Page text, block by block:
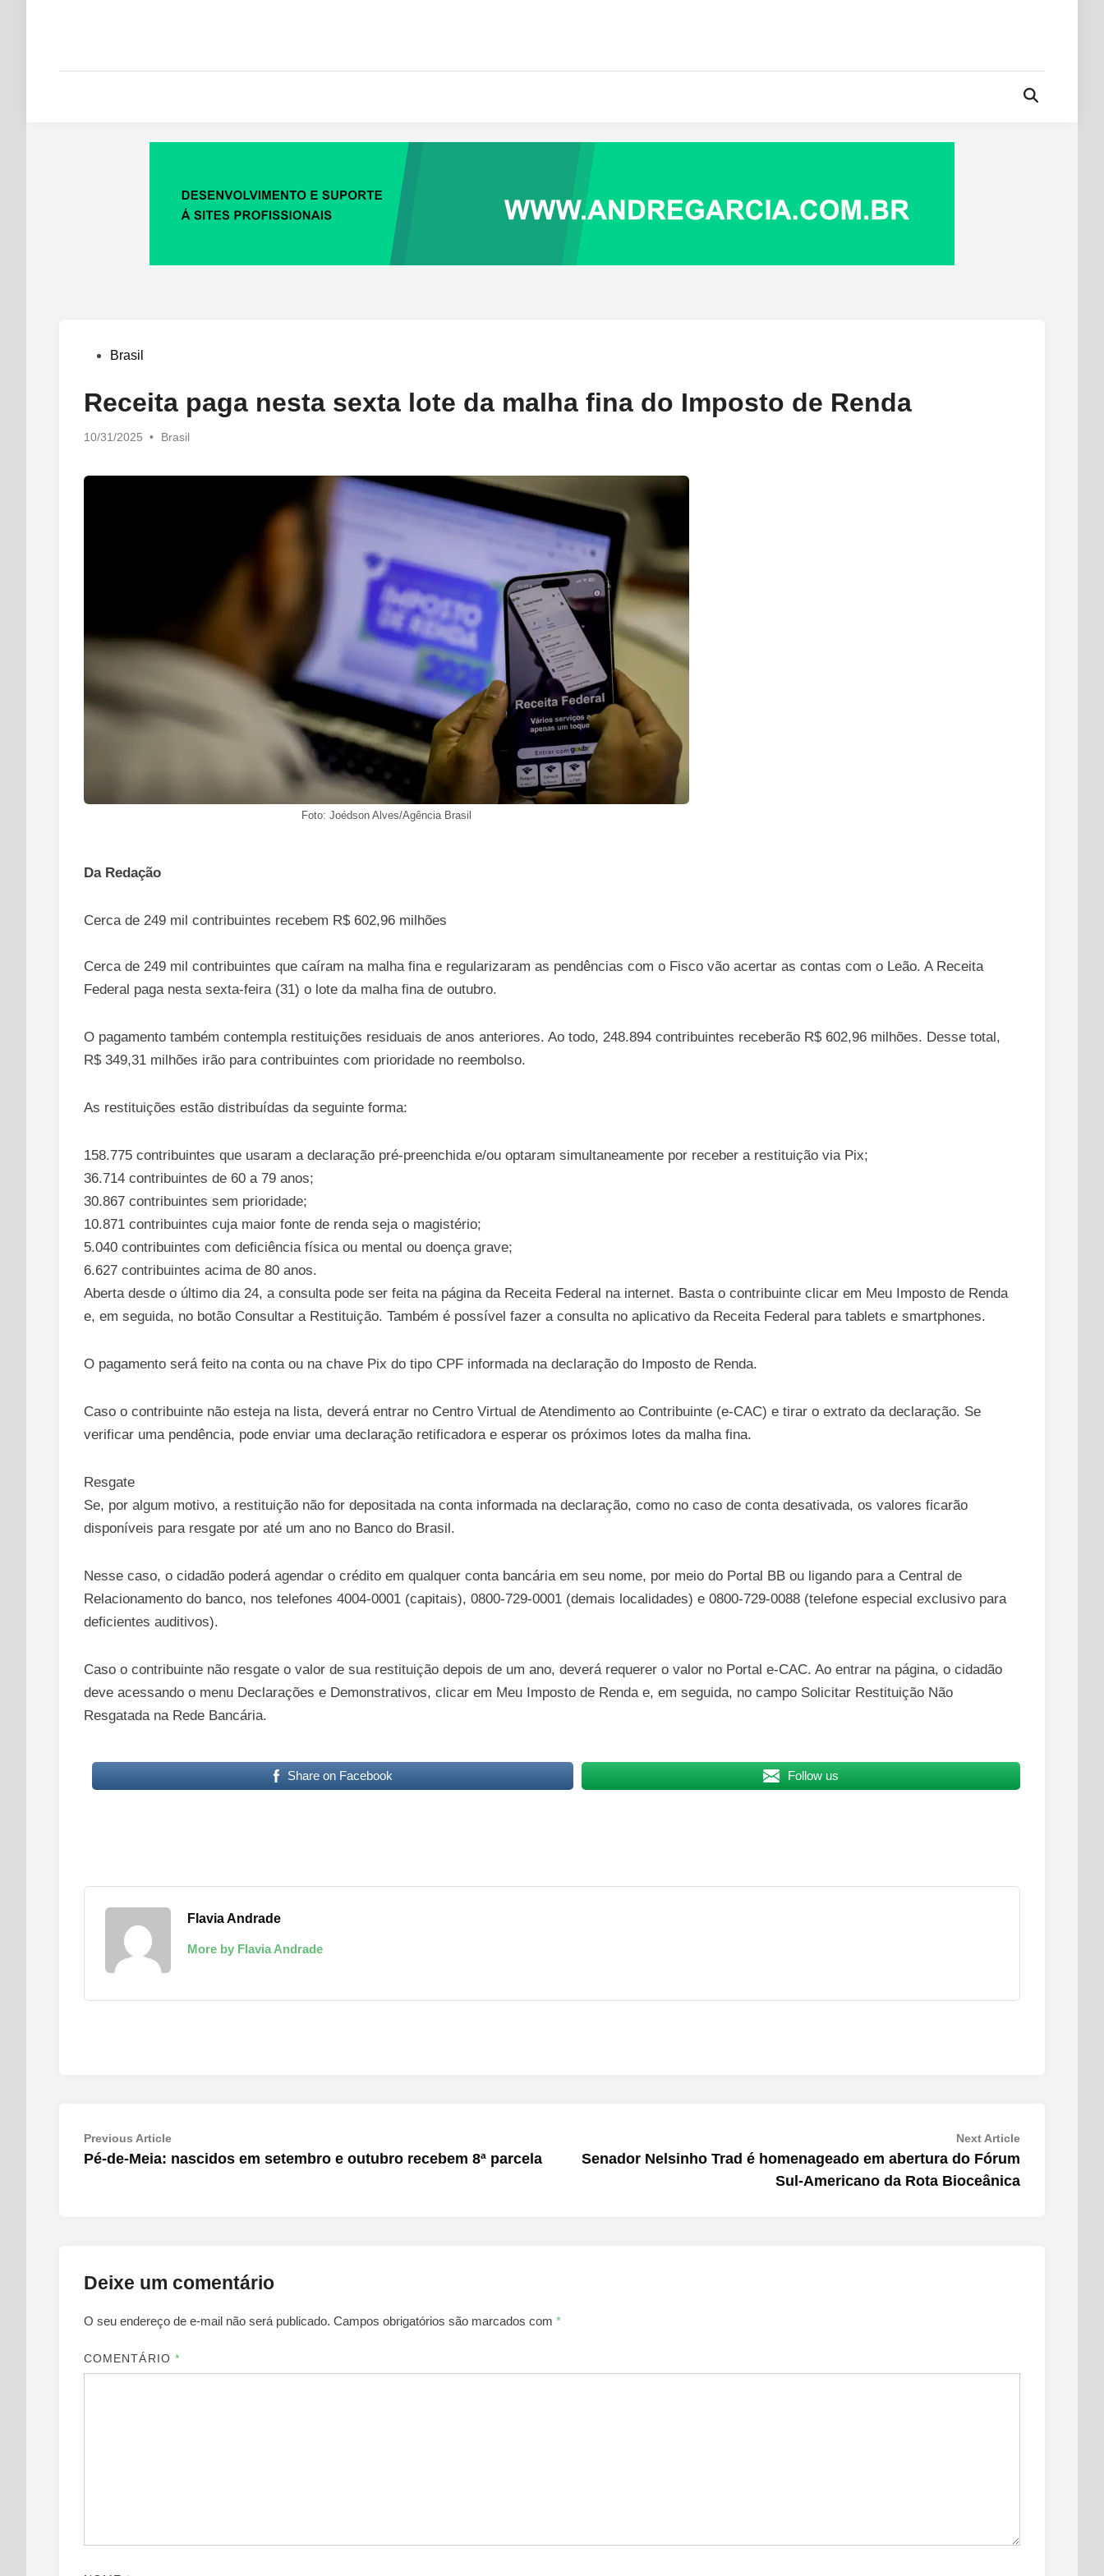
Open
PostedBrasil
Receita paga nesta sexta lote da malha fina do Imposto de Renda
10/31/2025 •
Posted
Brasil
Foto: Joédson Alves/Agência Brasil
Da Redação
Cerca de 249 mil contribuintes recebem R$ 602,96 milhões
Cerca de 249 mil contribuintes que caíram na malha fina e regularizaram as pendências com o Fisco vão acertar as contas com o Leão. A Receita
Federal paga nesta sexta-feira (31) o lote da malha fina de outubro.
O pagamento também contempla restituições residuais de anos anteriores. Ao todo, 248.894 contribuintes receberão R$ 602,96 milhões. Desse total,
R$ 349,31 milhões irão para contribuintes com prioridade no reembolso.
As restituições estão distribuídas da seguinte forma:
158.775 contribuintes que usaram a declaração pré-preenchida e/ou optaram simultaneamente por receber a restituição via Pix;
36.714 contribuintes de 60 a 79 anos;
30.867 contribuintes sem prioridade;
10.871 contribuintes cuja maior fonte de renda seja o magistério;
5.040 contribuintes com deficiência física ou mental ou doença grave;
6.627 contribuintes acima de 80 anos.
Aberta desde o último dia 24, a consulta pode ser feita na página da Receita Federal na internet. Basta o contribuinte clicar em Meu Imposto de Renda
e, em seguida, no botão Consultar a Restituição. Também é possível fazer a consulta no aplicativo da Receita Federal para tablets e smartphones.
O pagamento será feito na conta ou na chave Pix do tipo CPF informada na declaração do Imposto de Renda.
Caso o contribuinte não esteja na lista, deverá entrar no Centro Virtual de Atendimento ao Contribuinte (e-CAC) e tirar o extrato da declaração. Se
verificar uma pendência, pode enviar uma declaração retificadora e esperar os próximos lotes da malha fina.
Resgate
Se, por algum motivo, a restituição não for depositada na conta informada na declaração, como no caso de conta desativada, os valores ficarão
disponíveis para resgate por até um ano no Banco do Brasil.
Nesse caso, o cidadão poderá agendar o crédito em qualquer conta bancária em seu nome, por meio do Portal BB ou ligando para a Central de
Relacionamento do banco, nos telefones 4004-0001 (capitais), 0800-729-0001 (demais localidades) e 0800-729-0088 (telefone especial exclusivo para
deficientes auditivos).
Caso o contribuinte não resgate o valor de sua restituição depois de um ano, deverá requerer o valor no Portal e-CAC. Ao entrar na página, o cidadão
deve acessando o menu Declarações e Demonstrativos, clicar em Meu Imposto de Renda e, em seguida, no campo Solicitar Restituição Não
Resgatada na Rede Bancária.
Share on Facebook Follow us
Flavia Andrade
More by Flavia Andrade
Navegação
de
Previous ArticlePrevious
article:
Pé-de-Meia: nascidos em setembro e outubro recebem 8ª parcela
Next ArticleNext
Senador Nelsinho Trad é homenageado em abertura do Fórum
Sul-Americano da Rota Bioceânica
Deixe um comentário
O seu endereço de e-mail não será publicado. Campos obrigatórios são marcados com *
COMENTÁRIO *